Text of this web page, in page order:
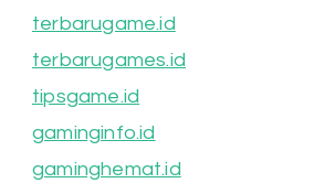
terbarugame.id
terbarugames.id
tipsgame.id
gaminginfo.id
gaminghemat.id